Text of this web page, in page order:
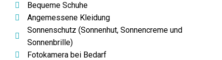
Bequeme Schuhe
Angemessene Kleidung
Sonnenschutz (Sonnenhut, Sonnencreme und
Sonnenbrille)
Fotokamera bei Bedarf